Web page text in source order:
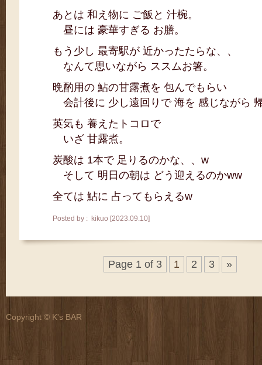
あとは 和え物に ご飯と 汁椀。
昼には 豪華すぎる お膳。
もう少し 最寄駅が 近かったたらな、、
なんて思いながら ススムお箸。
晩酌用の 鮎の甘露煮を 包んでもらい
会計後に 少し遠回りで 海を 感じながら
英気も 養えたトコロで
いざ 甘露煮。
炭酸は 1本で 足りるのかな、、w
そして 明日の朝は どう迎えるのかww
全ては 鮎に 占ってもらえるw
Posted by : kikuo [2023.09.10]
Page 1 of 3 1 2 3 »
Copyright © K's BAR